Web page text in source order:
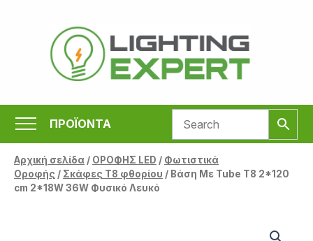
περιεχόμενο
ΠΡΟΪΟΝΤΑ
Αρχική σελίδα/ ΟΡΟΦΗΣ LED / Φωτιστικά
Οροφής / Σκάφες Τ8 φθορίου / Βάση Με Tube T8 2*120
cm 2*18W 36W Φυσικό Λευκό